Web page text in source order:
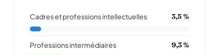
Cadres et professions intellectuelles 3,5 %
Professions intermédiaires 9,3 %